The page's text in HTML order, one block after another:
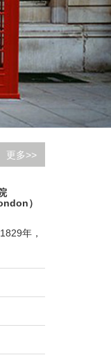
更多>>
）
年，